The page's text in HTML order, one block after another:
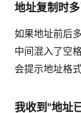
地址复制时多
如果地址前后
中间混入了空
会提示地址格
我收到"地址